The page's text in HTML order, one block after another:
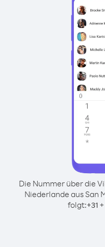
Die Nummer über die
Niederlande aus San
folgt:+31 +